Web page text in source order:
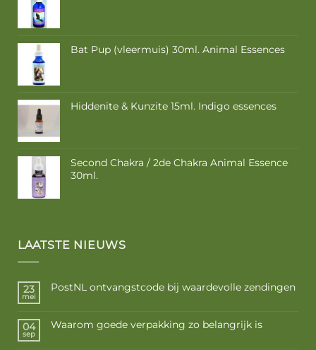
Bat Pup (vleermuis) 30ml. Animal Essences
Hiddenite & Kunzite 15ml. Indigo essences
Second Chakra / 2de Chakra Animal Essence
30ml.
LAATSTE NIEUWS
23
mei
PostNL ontvangstcode bij waardevolle zendingen
04
sep
Waarom goede verpakking zo belangrijk is